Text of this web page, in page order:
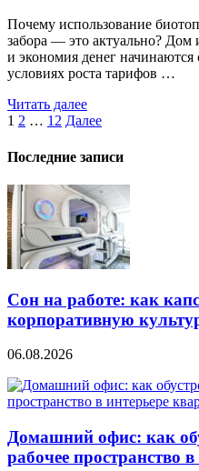
Почему использование
забора — это актуально?
и экономия денег
условиях роста тарифов …
Читать далее
Пагинация
записей
1 2 … 12 Далее
Последние записи
Сон на работе: как
корпоративную
06.08.2026
Домашний офис: как
рабочее пространство